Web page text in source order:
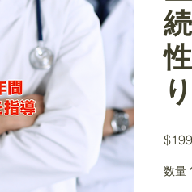
り
数量